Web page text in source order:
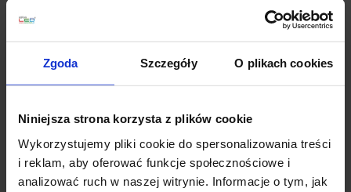
Zgoda Szczegóły O plikach cookies
Niniejsza strona korzysta z plików cookie
Wykorzystujemy pliki cookie do spersonalizowania treści
i reklam, aby oferować funkcje społecznościowe i
analizować ruch w naszej witrynie. Informacje o tym, jak
AQFORM FLATTRACK
16493
Zobacz szczegóły
AQFORM FLATTRACK
16494
Zobacz szczegóły